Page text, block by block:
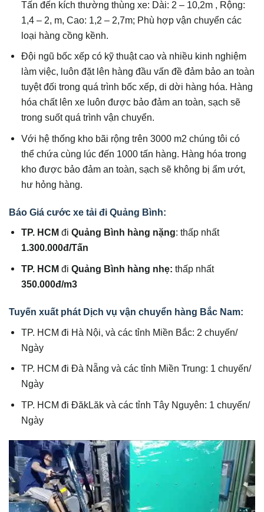
Tấn đến kích thường thùng xe: Dài: 2 – 10,2m , Rộng:
1,4 – 2, m, Cao: 1,2 – 2,7m; Phù hợp vận chuyển các
loại hàng cồng kềnh.
Đội ngũ bốc xếp có kỹ thuật cao và nhiều kinh nghiệm
làm việc, luôn đặt lên hàng đầu vấn đề đảm bảo an toàn
tuyệt đối trong quá trình bốc xếp, di dời hàng hóa. Hàng
hóa chất lên xe luôn được bảo đảm an toàn, sạch sẽ
trong suốt quá trình vận chuyển.
Với hệ thống kho bãi rộng trên 3000 m2 chúng tôi có
thể chứa cùng lúc đến 1000 tấn hàng. Hàng hóa trong
kho được bảo đảm an toàn, sạch sẽ không bị ẩm ướt,
hư hỏng hàng.
Báo Giá cước xe tải đi Quảng Bình:
TP. HCM điQuảng Bình hàng nặng: thấp nhất
1.300.000đ/Tấn
TP. HCM điQuảng Bình hàng nhẹ:thấp nhất
350.000đ/m3
Tuyến xuất phát Dịch vụ vận chuyển hàng Bắc Nam:
TP. HCM đi Hà Nội, và các tỉnh Miền Bắc: 2 chuyến/
Ngày
TP. HCM đi Đà Nẵng và các tỉnh Miền Trung: 1 chuyến/
Ngày
TP. HCM đi ĐăkLăk và các tỉnh Tây Nguyên: 1 chuyến/
Ngày